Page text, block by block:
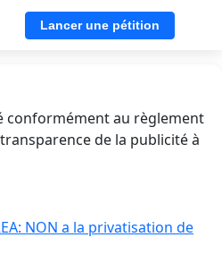
Lancer une pétition
conformément au règlement
de la publicité à
NON a la privatisation de